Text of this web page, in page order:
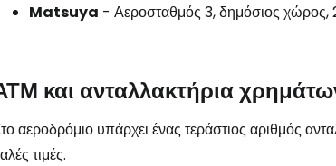
Matsuya - Αεροσταθμός 3, δημόσιος
και ανταλλακτήρια
αεροδρόμιο υπάρχει ένας τεράστιος αριθμός
τιμές.